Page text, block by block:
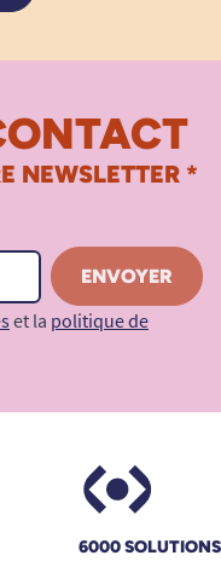
NEWSLETTER *
et la politique de
6000